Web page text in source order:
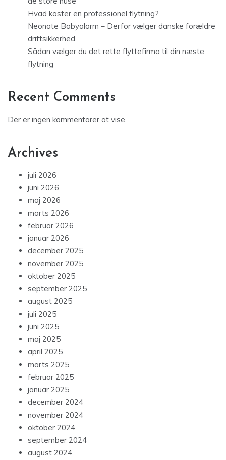
Hvad koster en professionel flytning?
Neonate Babyalarm – Derfor vælger danske forældre
driftsikkerhed
Sådan vælger du det rette flyttefirma til din næste
flytning
Recent Comments
Der er ingen kommentarer at vise.
Archives
juli 2026
juni 2026
maj 2026
marts 2026
februar 2026
januar 2026
december 2025
november 2025
oktober 2025
september 2025
august 2025
juli 2025
juni 2025
maj 2025
april 2025
marts 2025
februar 2025
januar 2025
december 2024
november 2024
oktober 2024
september 2024
august 2024